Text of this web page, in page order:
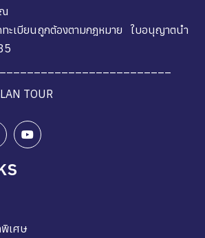
แบบที่เป็นคุณ
ะเบียนถูกต้องตามกฎหมาย ใบอนุญาตนำ
TOUR
เศษ